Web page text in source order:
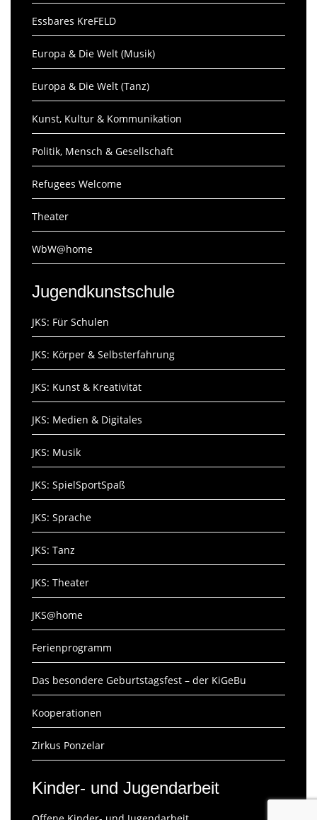
Essbares KreFELD
Europa & Die Welt (Musik)
Europa & Die Welt (Tanz)
Kunst, Kultur & Kommunikation
Politik, Mensch & Gesellschaft
Refugees Welcome
Theater
WbW@home
Jugendkunstschule
JKS: Für Schulen
JKS: Körper & Selbsterfahrung
JKS: Kunst & Kreativität
JKS: Medien & Digitales
JKS: Musik
JKS: SpielSportSpaß
JKS: Sprache
JKS: Tanz
JKS: Theater
JKS@home
Ferienprogramm
Das besondere Geburtstagsfest – der KiGeBu
Kooperationen
Zirkus Ponzelar
Kinder- und Jugendarbeit